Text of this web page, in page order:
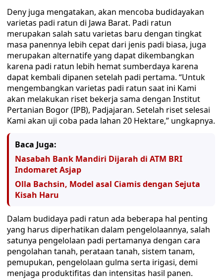
Deny juga mengatakan, akan mencoba budidayakan
varietas padi ratun di Jawa Barat. Padi ratun
merupakan salah satu varietas baru dengan tingkat
masa panennya lebih cepat dari jenis padi biasa, juga
merupakan alternatife yang dapat dikembangkan
karena padi ratun lebih hemat sumberdaya karena
dapat kembali dipanen setelah padi pertama. “Untuk
mengembangkan varietas padi ratun saat ini Kami
akan melakukan riset bekerja sama dengan Institut
Pertanian Bogor (IPB), Padjajaran. Setelah riset selesai
Kami akan uji coba pada lahan 20 Hektare,” ungkapnya.
Baca Juga:
Nasabah Bank Mandiri Dijarah di ATM BRI
Indomaret Asjap
Olla Bachsin, Model asal Ciamis dengan Sejuta
Kisah Haru
Dalam budidaya padi ratun ada beberapa hal penting
yang harus diperhatikan dalam pengelolaannya, salah
satunya pengelolaan padi pertamanya dengan cara
pengolahan tanah, perataan tanah, sistem tanam,
pemupukan, pengelolaan gulma serta irigasi, demi
menjaga produktifitas dan intensitas hasil panen.